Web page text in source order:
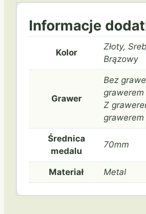
Informacje
Kolor
Złoty,
Brązowy
Grawer
Bez
grawerem
Z
grawerem
Średnica
medalu
70mm
Materiał Metal